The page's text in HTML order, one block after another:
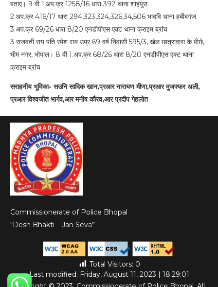
बताए। 9 वी 1.अप.क्र 1258/16 धारा 392 थाना शाहपुरा
2.अप.क्र 416/17 धारा 294,323,324,326,34,506 भादवि थाना हबीबगंज
3.अप.क्र 69/26 धारा 8/20 एनडीपीएस एक्ट थाना क्राइम ब्रांच
3 राजवती राय पति रमेश राय उम्र 69 वर्ष निवासी 595/3, खेल छात्रावास के पीछे,
भीम नगर, भोपाल। 8 वी 1.अप.क्र 68/26 धारा 8/20 एनडीपीएस एक्ट थाना
क्राइम ब्रांच
सराहनीय भूमिका- सउनि सादिक खान,प्रआर नारायण मीणा,प्रआर मुजफ्फर अली,
प्रआर विश्वजीत भार्गव,आर मनीष कौरव,आर प्रदीप गेहलोत
Commissionerate of Police Bhopal
“Desh Bhakti – Jan Seva”
Total Visitors: 0
Last modified: Friday, August 11, 2023 | 18:29:01